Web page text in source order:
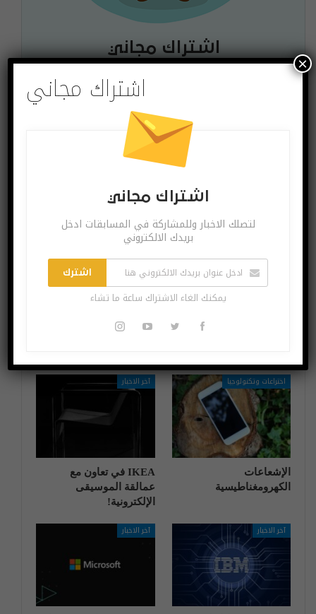
اشتراك مجاني
لتصلك الاخبار وللمشاركة في المسابقات ادخل بريدك
يمكنك الغاء الاشتراك ساعة ما تشاء
آيسر تعلن عن أقوى
حواسبها
اختراعات وتكنولوجيا
الإشعاعات
الكهرومغناطيسية
آخر الاخبار
IKEA في تعاون مع
عمالقة الموسيقى
الإلكترونية!
آخر الاخبار آخر الاخبار
اشتراك مجاني
اشتراك مجاني
لتصلك الاخبار وللمشاركة في المسابقات ادخل
بريدك الالكتروني
اشترك
يمكنك الغاء الاشتراك ساعة ما تشاء
×